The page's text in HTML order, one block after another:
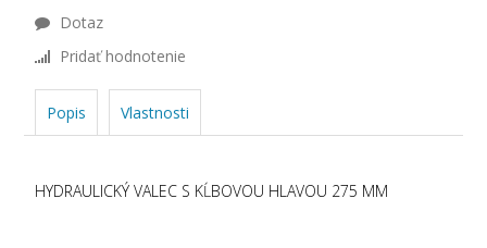
Dotaz
Pridať hodnotenie
Popis Vlastnosti
HYDRAULICKÝ VALEC S KĹBOVOU HLAVOU 275 MM